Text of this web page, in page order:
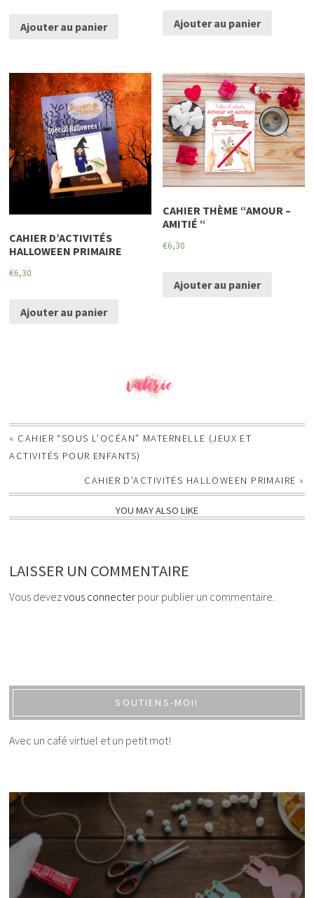
Ajouter au panier Ajouter au panier
CAHIER D’ACTIVITÉS
HALLOWEEN PRIMAIRE
€6,30
Ajouter au panier
CAHIER THÈME “AMOUR –
AMITIÉ “
€6,30
Ajouter au panier
« CAHIER “SOUS L’OCÉAN” MATERNELLE (JEUX ET
ACTIVITÉS POUR ENFANTS)
CAHIER D’ACTIVITÉS HALLOWEEN PRIMAIRE »
YOU MAY ALSO LIKE
LAISSER UN COMMENTAIRE
Vous devezvous connecter pour publier un commentaire.
SOUTIENS-MOI!
Avec un café virtuel et un petit mot!